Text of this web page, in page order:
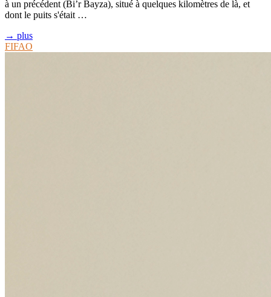
à un précédent (Bi’r Bayza), situé à quelques kilomètres de là, et
dont le puits s'était …
→ plus
FIFAO